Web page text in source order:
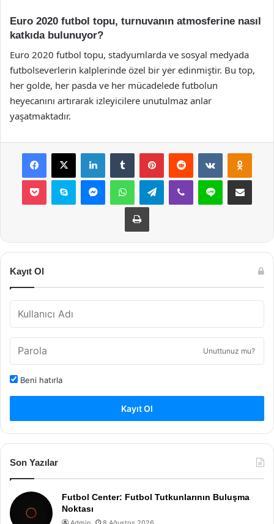
Euro 2020 futbol topu, turnuvanın atmosferine nasıl
katkıda bulunuyor?
Euro 2020 futbol topu, stadyumlarda ve sosyal medyada
futbolseverlerin kalplerinde özel bir yer edinmiştir. Bu top,
her golde, her pasda ve her mücadelede futbolun
heyecanını artırarak izleyicilere unutulmaz anlar
yaşatmaktadır.
Facebook
X LinkedInTumblr PinterestReddit VKontakte
Pocket Skype MessengerWhatsAppTelegramViber Line E-Posta ile
Yazdır
Kayıt Ol
Unuttunuz mu?
Beni hatırla
Kayıt Ol
Son Yazılar
Futbol Center: Futbol Tutkunlarının Buluşma
Noktası